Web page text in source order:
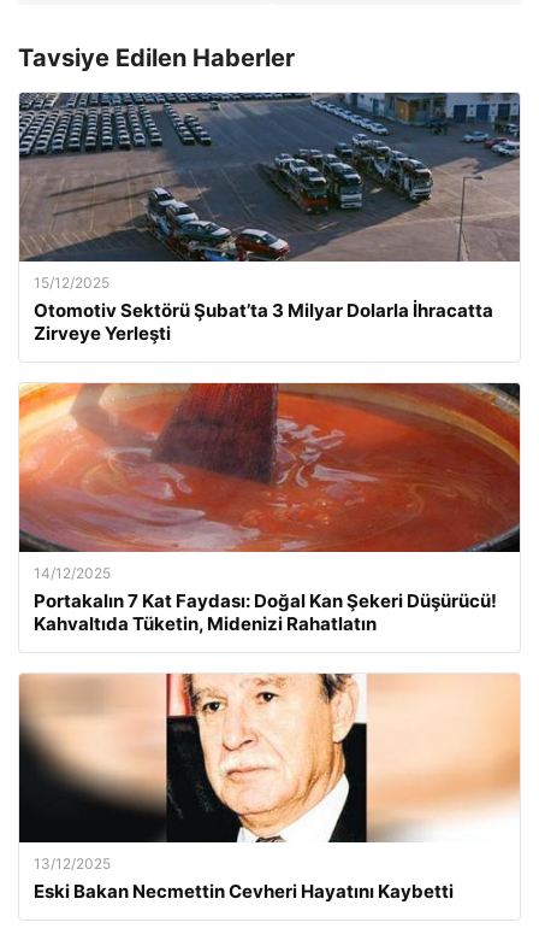
Tavsiye Edilen Haberler
15/12/2025
Otomotiv Sektörü Şubat’ta 3 Milyar Dolarla İhracatta
Zirveye Yerleşti
14/12/2025
Portakalın 7 Kat Faydası: Doğal Kan Şekeri Düşürücü!
Kahvaltıda Tüketin, Midenizi Rahatlatın
13/12/2025
Eski Bakan Necmettin Cevheri Hayatını Kaybetti